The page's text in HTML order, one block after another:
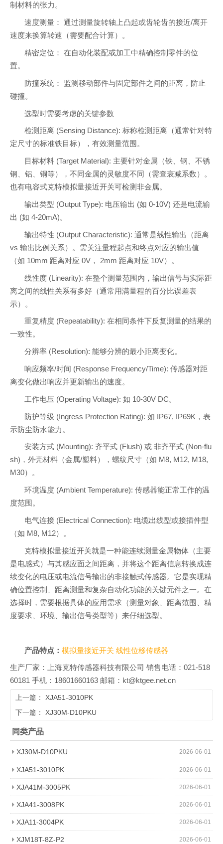
制材料的张力。
速度测量： 通过测量旋转轴上凸起或齿轮齿的接近/离开
速度来换算转速（需要配合计算）。
精密定位： 在自动化装配或加工中精确控制零件的位
置。
防撞系统： 监测移动部件与固定部件之间的距离，防止
碰撞。
选型时需要考虑的关键参数
检测距离 (Sensing Distance): 标称检测距离（通常针对特
定尺寸的标准铁目标），有效测量范围。
目标材料 (Target Material): 主要针对金属（铁、钢、不锈
钢、铝、铜等），不同金属的灵敏度不同（需查衰减系数）。
也有电容式克特模拟量接近开关可检测非金属。
输出类型 (Output Type): 电压输出 (如 0-10V) 还是电流输
出 (如 4-20mA)。
输出特性 (Output Characteristic): 通常是线性输出（距离
vs 输出比例关系）。需关注量程起点和终点对应的输出值
（如 10mm 距离对应 0V， 2mm 距离对应 10V）。
线性度 (Linearity): 在整个测量范围内，输出信号与实际距
离之间的线性关系有多好（通常用满量程的百分比误差表
示）。
重复精度 (Repeatability): 在相同条件下反复测量的结果的
一致性。
分辨率 (Resolution): 能够分辨的最小距离变化。
响应频率/时间 (Response Frequency/Time): 传感器对距
离变化做出响应并更新输出的速度。
工作电压 (Operating Voltage): 如 10-30V DC。
防护等级 (Ingress Protection Rating): 如 IP67, IP69K，表
示防尘防水能力。
安装方式 (Mounting): 齐平式 (Flush) 或 非齐平式 (Non-flu
sh)，外壳材料（金属/塑料），螺纹尺寸（如 M8, M12, M18,
M30）。
环境温度 (Ambient Temperature): 传感器能正常工作的温
度范围。
电气连接 (Electrical Connection): 电缆出线型或接插件型
（如 M8, M12）。
克特模拟量接近开关就是一种能连续测量金属物体（主要
是电感式）与其感应面之间距离，并将这个距离信息转换成连
续变化的电压或电流信号输出的非接触式传感器。它是实现精
确位置控制、距离测量和复杂自动化功能的关键元件之一。在
选择时，需要根据具体的应用需求（测量对象、距离范围、精
度要求、环境、输出信号类型等）来仔细选型。
产品特点：模拟量接近开关线性位移传感器
生产厂家：上海克特传感器科技有限公司 销售电话：021-518
60181 手机：18601660163 邮箱：kt@ktgee.net.cn
上一篇： XJA51-3010PK
下一篇： XJ30M-D10PKU
同类产品
2026-06-01
XJ30M-D10PKU
2026-06-01
XJA51-3010PK
2026-06-01
XJA41M-3005PK
2026-06-01
XJA41-3008PK
2026-06-01
XJA11-3004PK
2026-06-01
XJM18T-8Z-P2